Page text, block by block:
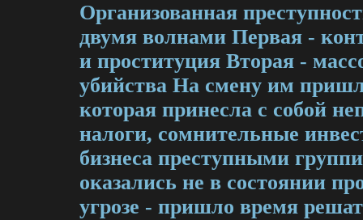
Организованная
двумя волнами Первая -
и проституция Вторая -
убийства На смену им
которая принесла с собой
налоги, сомнительные
бизнеса преступными
оказались не в состоянии
угрозе - пришло время